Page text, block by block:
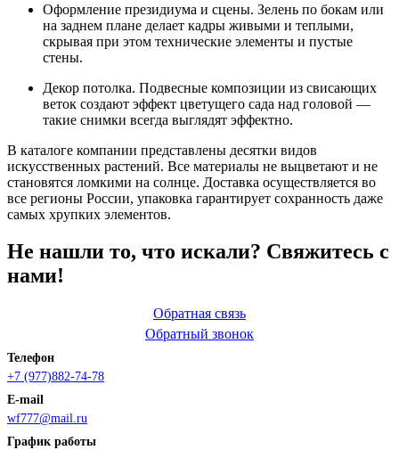
Оформление президиума и сцены. Зелень по бокам или
на заднем плане делает кадры живыми и теплыми,
скрывая при этом технические элементы и пустые
стены.
Декор потолка. Подвесные композиции из свисающих
веток создают эффект цветущего сада над головой —
такие снимки всегда выглядят эффектно.
В каталоге компании представлены десятки видов
искусственных растений. Все материалы не выцветают и не
становятся ломкими на солнце. Доставка осуществляется во
все регионы России, упаковка гарантирует сохранность даже
самых хрупких элементов.
Не нашли то, что искали? Свяжитесь с
нами!
Обратная связь
Обратный звонок
Телефон
+7 (977)882-74-78
E-mail
wf777@mail.ru
График работы